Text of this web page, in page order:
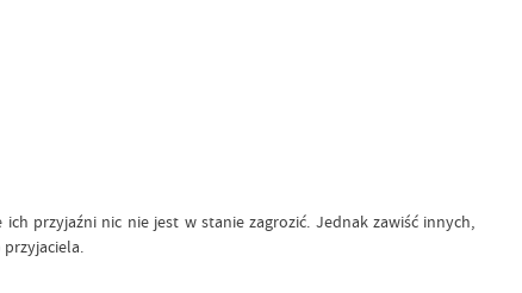
przyjaźni nic nie jest w stanie zagrozić. Jednak zawiść innych,